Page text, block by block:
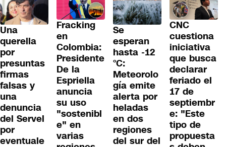
Una
querella
por
presuntas
firmas
falsas y
una
denuncia
del Servel
por
eventuale
Fracking
en
Colombia:
Presidente
De la
Espriella
anuncia
su uso
"sostenibl
e" en
varias
Se
esperan
hasta -12
°C:
Meteorolo
gía emite
alerta por
heladas
en dos
regiones
del sur del
CNC
cuestiona
iniciativa
que busca
declarar
feriado el
17 de
septiembr
e: "Este
tipo de
propuesta